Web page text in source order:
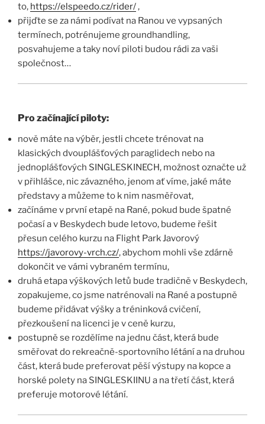
to, https://elspeedo.cz/rider/,
přijďte se za námi podívat na Ranou ve vypsaných
termínech, potrénujeme groundhandling,
posvahujeme a taky noví piloti budou rádi za vaši
společnost…
Pro začínající piloty:
nově máte na výběr, jestli chcete trénovat na
klasických dvouplášťových paraglidech nebo na
jednoplášťových SINGLESKINECH, možnost označte už
v přihlášce, nic závazného, jenom ať víme, jaké máte
představy a můžeme to k nim nasměřovat,
začínáme v první etapě na Rané, pokud bude špatné
počasí a v Beskydech bude letovo, budeme řešit
přesun celého kurzu na Flight Park Javorový
https://javorovy-vrch.cz/, abychom mohli vše zdárně
dokončit ve vámi vybraném termínu,
druhá etapa výškových letů bude tradičně v Beskydech,
zopakujeme, co jsme natrénovali na Rané a postupně
budeme přidávat výšky a tréninková cvičení,
přezkoušení na licenci je v ceně kurzu,
postupně se rozdělíme na jednu část, která bude
směřovat do rekreačně-sportovního létání a na druhou
část, která bude preferovat pěší výstupy na kopce a
horské polety na SINGLESKIINU a na třetí část, která
preferuje motorové létání.